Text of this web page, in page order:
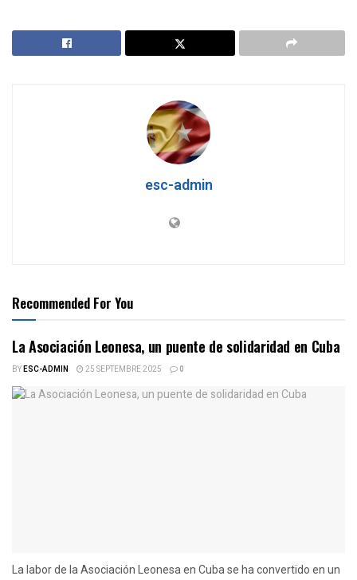
esc-admin
Recommended For You
La Asociación Leonesa, un puente de solidaridad en Cuba
BYESC-ADMIN 25 SEPTEMBRE 2025 0
La labor de la Asociación Leonesa en Cuba se ha convertido en un